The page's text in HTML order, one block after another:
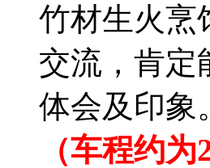
竹材生火烹
交流，肯定
体会及印象
（车程约为